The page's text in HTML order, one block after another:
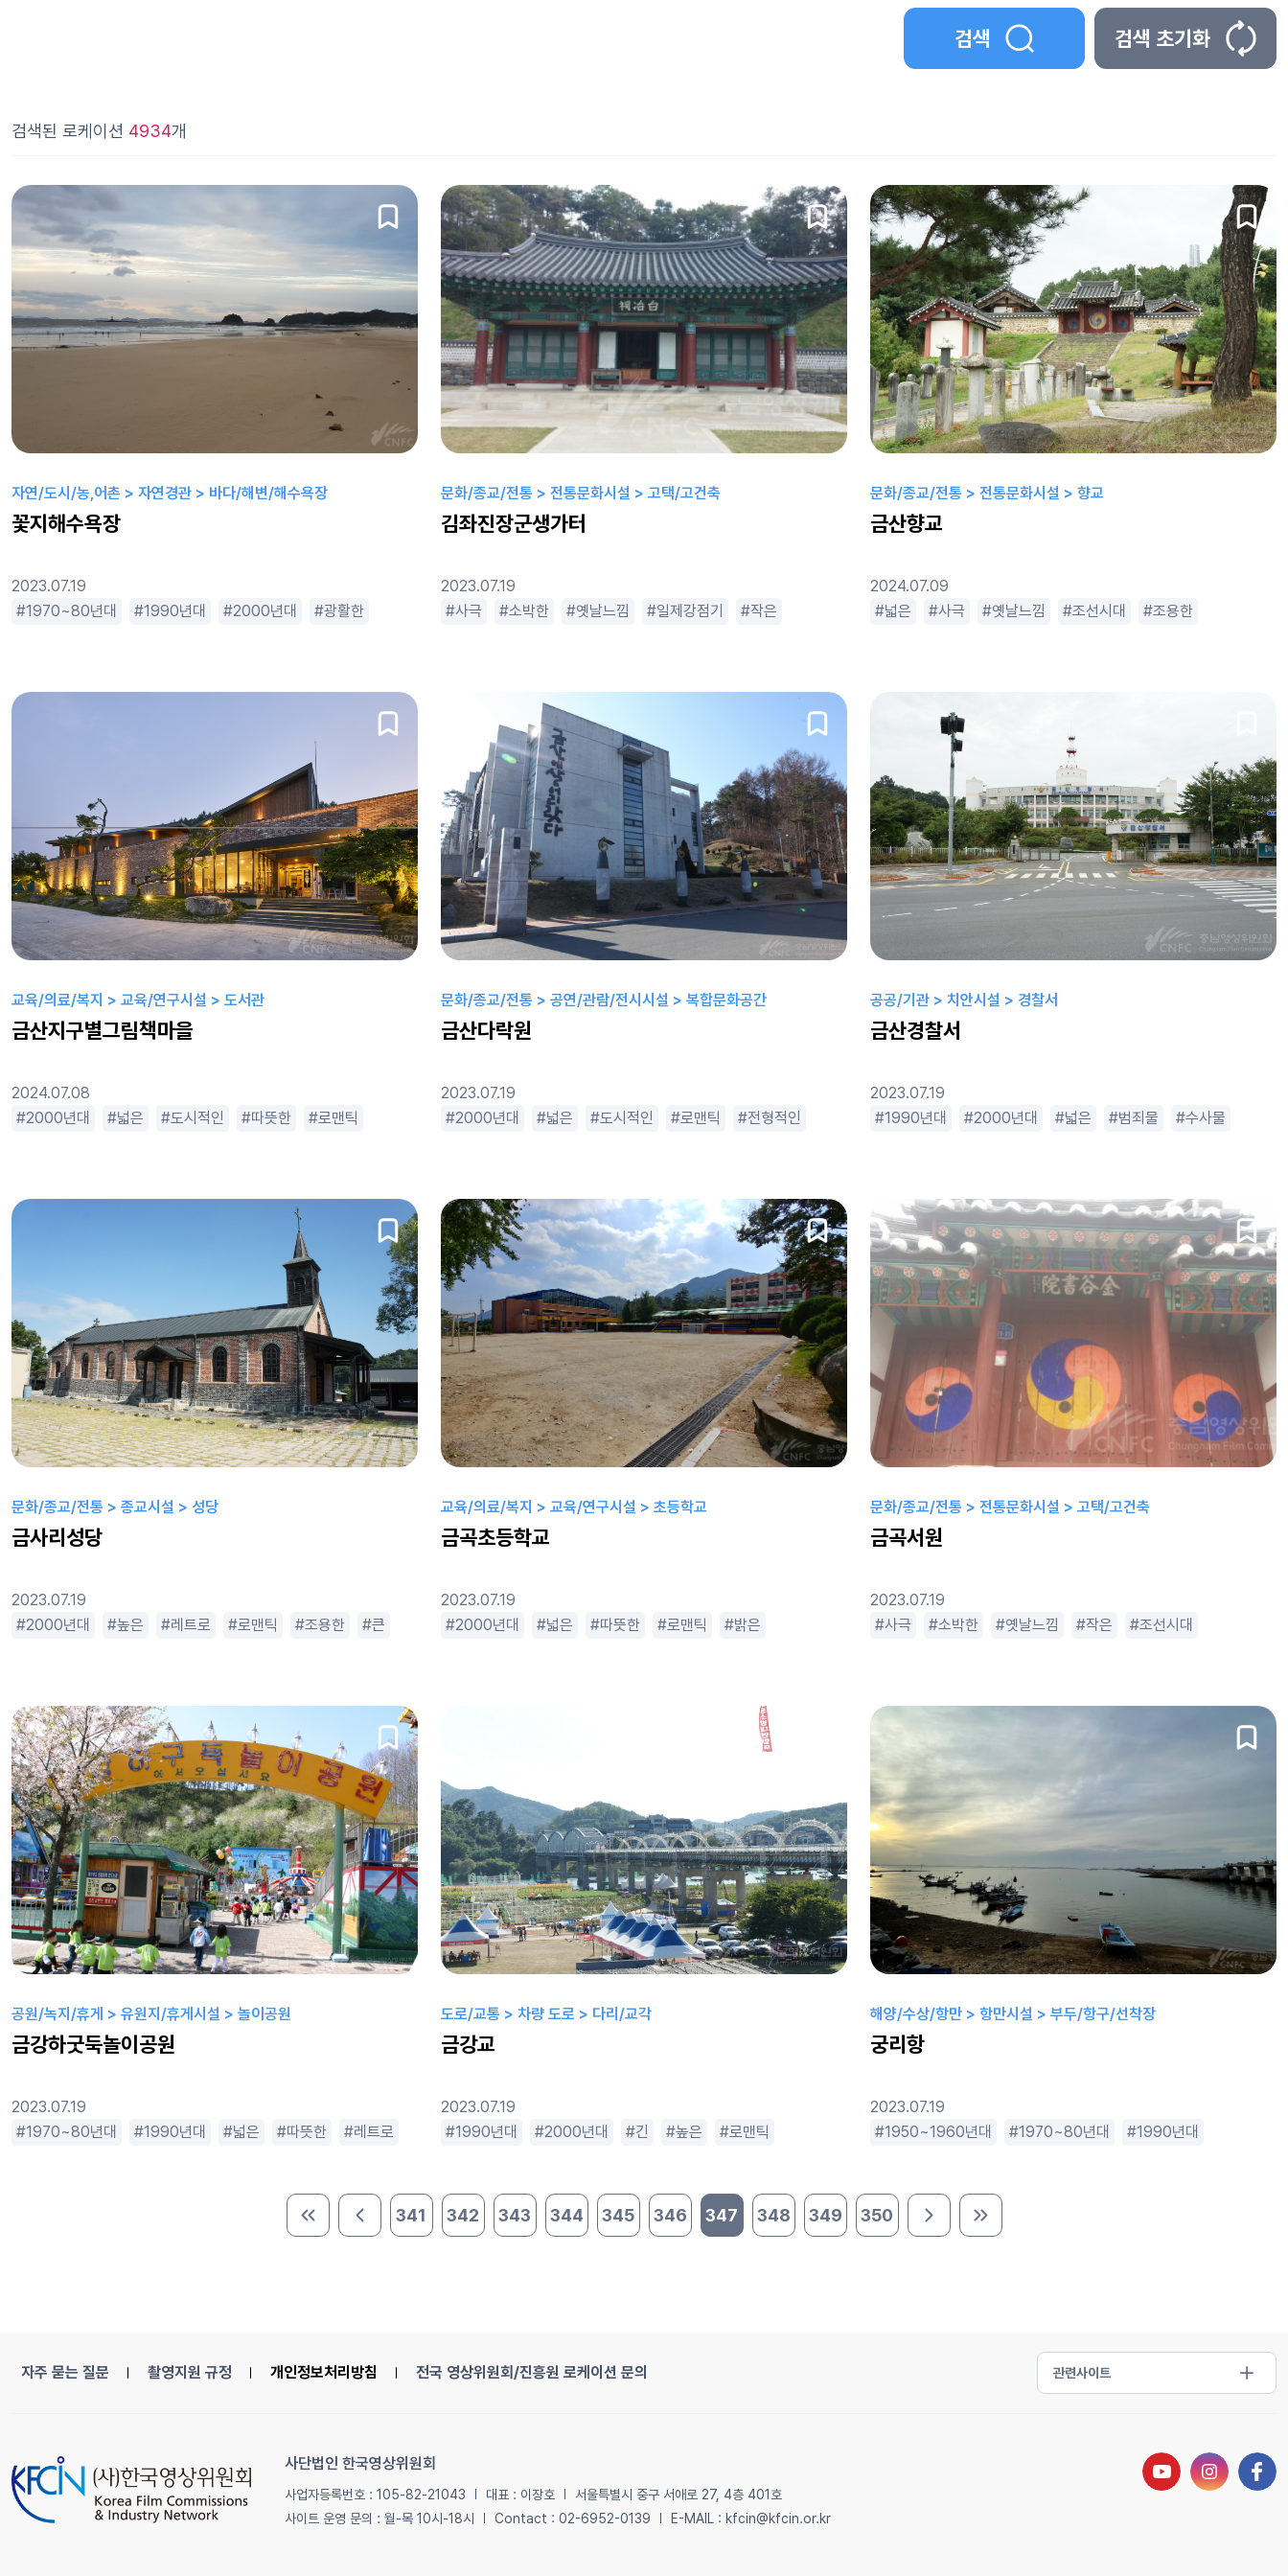
검색 검색 초기화
검색된 로케이션 4934개
자연/도시/농,어촌 > 자연경관 > 바다/해변/해수욕장
꽃지해수욕장
2023.07.19
1970~80년대
1990년대 2000년대 광활한 로맨틱 아름다운 전형적인 조용한 코미디 한적한 휴먼드라마
문화/종교/전통 > 전통문화시설 > 고택/고건축
김좌진장군생가터
2023.07.19
사극
소박한 옛날느낌 일제강점기 작은 조용한 평범한 한적한 휴먼드라마
문화/종교/전통 > 전통문화시설 > 향교
금산향교
2024.07.09
넓은
사극 옛날느낌 조선시대 조용한
교육/의료/복지 > 교육/연구시설 > 도서관
금산지구별그림책마을
2024.07.08
2000년대
넓은 도시적인 따뜻한 로맨틱 아기자기한 아름다운 조용한 큰 한적한 휴먼드라마
문화/종교/전통 > 공연/관람/전시시설 > 복합문화공간
금산다락원
2023.07.19
2000년대
넓은 도시적인 로맨틱 전형적인 평범한 휴먼드라마
공공/기관 > 치안시설 > 경찰서
금산경찰서
2023.07.19
1990년대
2000년대 넓은 범죄물 수사물
문화/종교/전통 > 종교시설 > 성당
금사리성당
2023.07.19
2000년대
높은 레트로 로맨틱 조용한 큰 평범한 한적한 휴먼드라마
교육/의료/복지 > 교육/연구시설 > 초등학교
금곡초등학교
2023.07.19
2000년대
넓은 따뜻한 로맨틱 밝은 아기자기한 전형적인 평범한 휴먼드라마
문화/종교/전통 > 전통문화시설 > 고택/고건축
금곡서원
2023.07.19
사극
소박한 옛날느낌 작은 조선시대
공원/녹지/휴게 > 유원지/휴게시설 > 놀이공원
금강하굿둑놀이공원
2023.07.19
1970~80년대
1990년대 넓은 따뜻한 레트로 로맨틱 로맨틱한 아기자기한 옛날느낌 휴먼드라마
도로/교통 > 차량 도로 > 다리/교각
금강교
2023.07.19
1990년대
2000년대 긴 높은 로맨틱 수사물 스릴러 시끄러운 액션물 추격
해양/수상/항만 > 항만시설 > 부두/항구/선착장
궁리항
2023.07.19
1950~1960년대
1970~80년대 1990년대
처음 페이지이전 페이지
341 342 343 344 345 346 347 348 349 350 다음 페이지마지막 페이지
자주 묻는 질문 촬영지원 규정 개인정보처리방침 전국 영상위원회/진흥원 로케이션 문의
사단법인 한국영상위원회
사업자등록번호 : 105-82-21043 대표 : 이장호
서울특별시 중구 서애로 27, 4층 401호
사이트 운영 문의 : 월-목 10시-18시
Contact : 02-6952-0139 E-MAIL : kfcin@kfcin.or.kr
유튜브 새창열기
인스타그램 새
페이스